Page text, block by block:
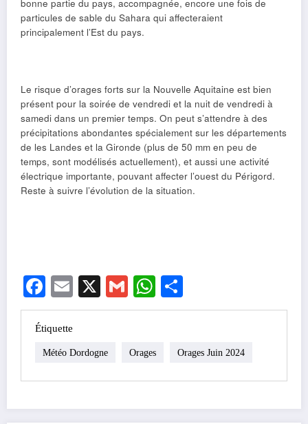
bonne partie du pays, accompagnée, encore une fois de
particules de sable du Sahara qui affecteraient
principalement l’Est du pays.
Le risque d’orages forts sur la Nouvelle Aquitaine est bien
présent pour la soirée de vendredi et la nuit de vendredi à
samedi dans un premier temps. On peut s’attendre à des
précipitations abondantes spécialement sur les départements
de les Landes et la Gironde (plus de 50 mm en peu de
temps, sont modélisés actuellement), et aussi une activité
électrique importante, pouvant affecter l’ouest du Périgord.
Reste à suivre l’évolution de la situation.
Facebook
Email
X GmailWhatsApp
Étiquette
Météo Dordogne Orages Orages Juin 2024